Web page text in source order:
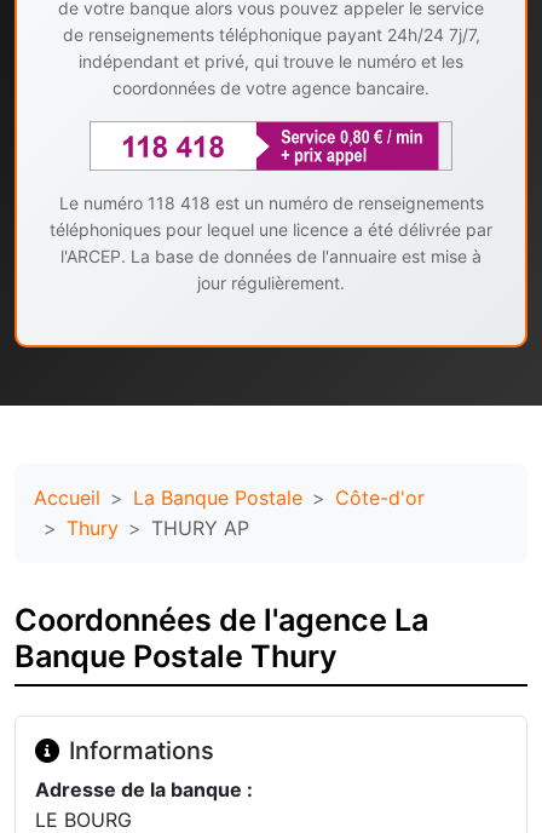
de votre banque alors vous pouvez appeler le service
de renseignements téléphonique payant 24h/24 7j/7,
indépendant et privé, qui trouve le numéro et les
coordonnées de votre agence bancaire.
Le numéro 118 418 est un numéro de renseignements
téléphoniques pour lequel une licence a été délivrée par
l'ARCEP. La base de données de l'annuaire est mise à
jour régulièrement.
Accueil La Banque Postale
Côte-d'or
Thury
THURY AP
Coordonnées de l'agence La
Banque Postale Thury
Informations
Adresse de la banque :
LE BOURG